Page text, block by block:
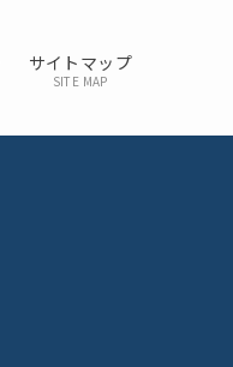
サイトマップ
SITE MAP